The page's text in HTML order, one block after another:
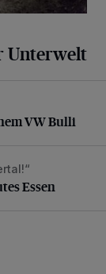
Unterwelt
VW Bulli
VW Bulli
Essen
Essen